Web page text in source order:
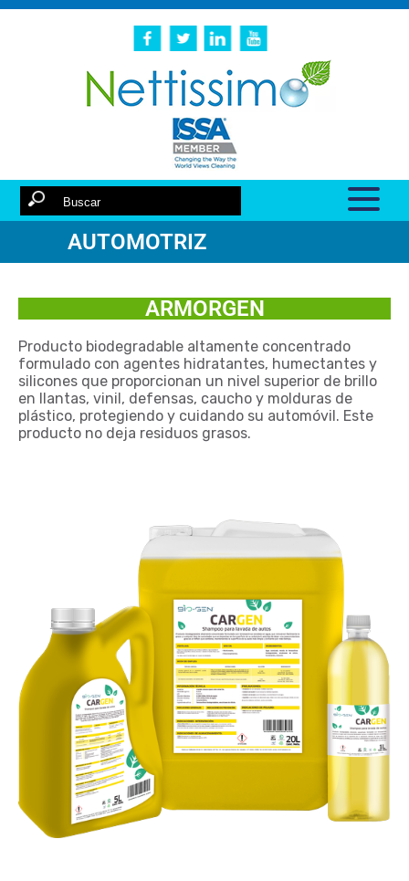
AUTOMOTRIZ
ARMORGEN
Producto biodegradable altamente concentrado
formulado con agentes hidratantes, humectantes y
silicones que proporcionan un nivel superior de brillo
en llantas, vinil, defensas, caucho y molduras de
plástico, protegiendo y cuidando su automóvil. Este
producto no deja residuos grasos.